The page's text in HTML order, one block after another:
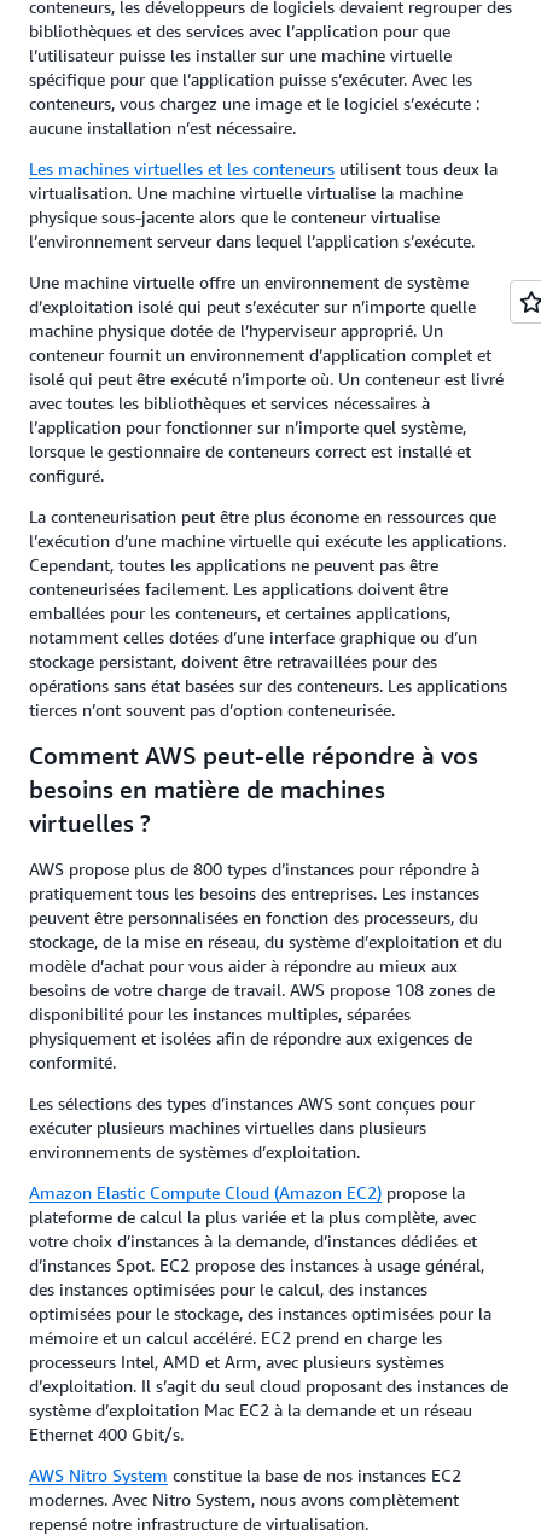
conteneurs, les développeurs de logiciels devaient regrouper des
bibliothèques et des services avec l’application pour que
l’utilisateur puisse les installer sur une machine virtuelle
spécifique pour que l’application puisse s’exécuter. Avec les
conteneurs, vous chargez une image et le logiciel s’exécute :
aucune installation n’est nécessaire.
Les machines virtuelles et les conteneurs utilisent tous deux la
virtualisation. Une machine virtuelle virtualise la machine
physique sous-jacente alors que le conteneur virtualise
l’environnement serveur dans lequel l’application s’exécute.
Une machine virtuelle offre un environnement de système
d’exploitation isolé qui peut s’exécuter sur n’importe quelle
machine physique dotée de l’hyperviseur approprié. Un
conteneur fournit un environnement d’application complet et
isolé qui peut être exécuté n’importe où. Un conteneur est livré
avec toutes les bibliothèques et services nécessaires à
l’application pour fonctionner sur n’importe quel système,
lorsque le gestionnaire de conteneurs correct est installé et
configuré.
La conteneurisation peut être plus économe en ressources que
l’exécution d’une machine virtuelle qui exécute les applications.
Cependant, toutes les applications ne peuvent pas être
conteneurisées facilement. Les applications doivent être
emballées pour les conteneurs, et certaines applications,
notamment celles dotées d’une interface graphique ou d’un
stockage persistant, doivent être retravaillées pour des
opérations sans état basées sur des conteneurs. Les applications
tierces n’ont souvent pas d’option conteneurisée.
Comment AWS peut-elle répondre à vos
besoins en matière de machines
virtuelles ?
AWS propose plus de 800 types d’instances pour répondre à
pratiquement tous les besoins des entreprises. Les instances
peuvent être personnalisées en fonction des processeurs, du
stockage, de la mise en réseau, du système d’exploitation et du
modèle d’achat pour vous aider à répondre au mieux aux
besoins de votre charge de travail. AWS propose 108 zones de
disponibilité pour les instances multiples, séparées
physiquement et isolées afin de répondre aux exigences de
conformité.
Les sélections des types d’instances AWS sont conçues pour
exécuter plusieurs machines virtuelles dans plusieurs
environnements de systèmes d’exploitation.
Amazon Elastic Compute Cloud (Amazon EC2) propose la
plateforme de calcul la plus variée et la plus complète, avec
votre choix d’instances à la demande, d’instances dédiées et
d’instances Spot. EC2 propose des instances à usage général,
des instances optimisées pour le calcul, des instances
optimisées pour le stockage, des instances optimisées pour la
mémoire et un calcul accéléré. EC2 prend en charge les
processeurs Intel, AMD et Arm, avec plusieurs systèmes
d’exploitation. Il s’agit du seul cloud proposant des instances de
système d’exploitation Mac EC2 à la demande et un réseau
Ethernet 400 Gbit/s.
AWS Nitro System constitue la base de nos instances EC2
modernes. Avec Nitro System, nous avons complètement
repensé notre infrastructure de virtualisation.